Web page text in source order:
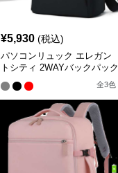
¥5,930 (税込)
パソコンリュック エレガン
トシティ 2WAYバックパック
全3色